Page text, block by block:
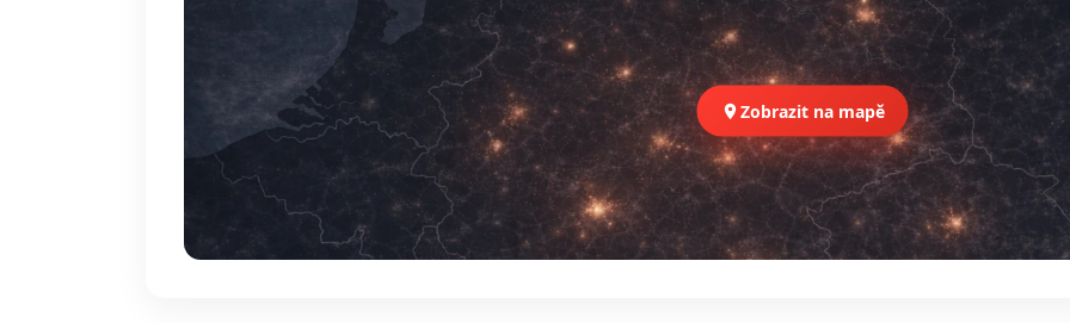
Zobrazit na mapě